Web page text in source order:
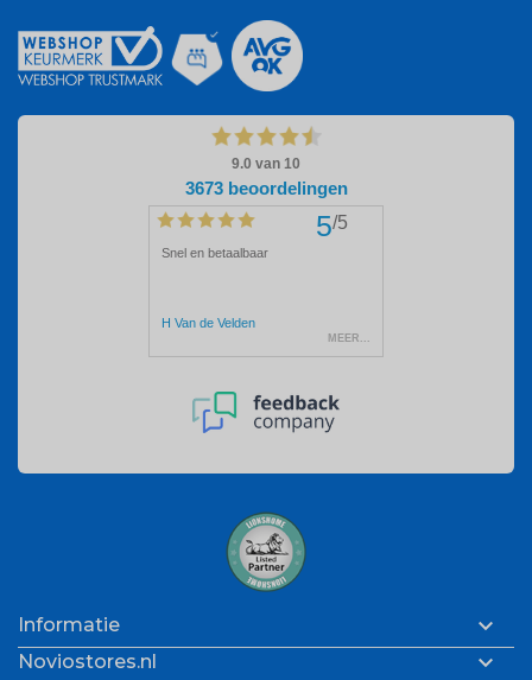
Informatie 
Noviostores.nl 